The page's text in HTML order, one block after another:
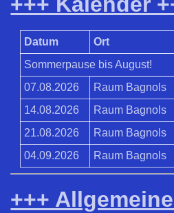
Datum
Ort
Sommerpause bis August!
07.08.2026
Raum Bagnols
14.08.2026
Raum Bagnols
21.08.2026
Raum Bagnols
04.09.2026
Raum Bagnols
+++